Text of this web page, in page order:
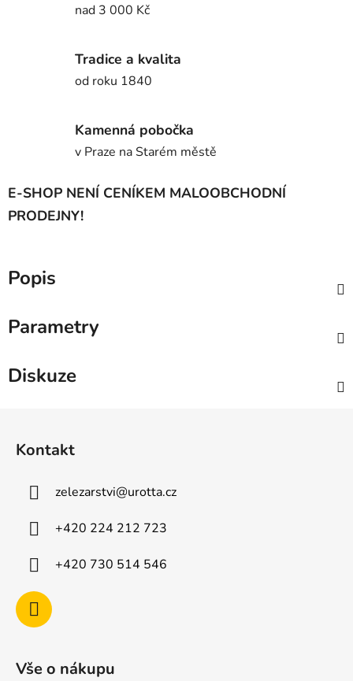
nad 3 000 Kč
Tradice a kvalita
od roku 1840
Kamenná pobočka
v Praze na Starém městě
E-SHOP NENÍ CENÍKEM MALOOBCHODNÍ
PRODEJNY!
Popis
Parametry
Diskuze
Kontakt
zelezarstvi@urotta.cz
+420 224 212 723
+420 730 514 546
Vše o nákupu